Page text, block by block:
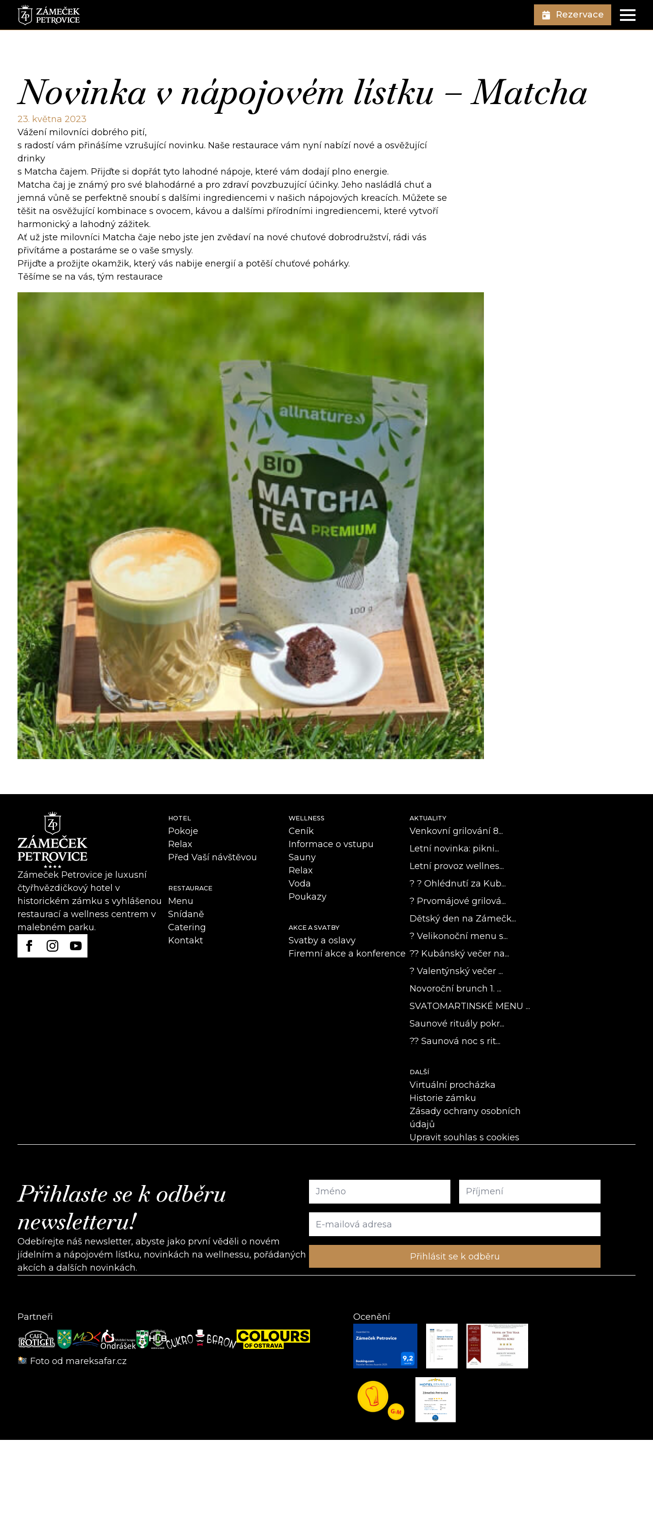
Rezervace
Novinka v nápojovém lístku – Matcha
23. května 2023
Vážení milovníci dobrého pití,
s radostí vám přinášíme vzrušující novinku. Naše restaurace vám nyní nabízí nové a osvěžující
drinky
s Matcha čajem. Přijďte si dopřát tyto lahodné nápoje, které vám dodají plno energie.
Matcha čaj je známý pro své blahodárné a pro zdraví povzbuzující účinky. Jeho nasládlá chuť a
jemná vůně se perfektně snoubí s dalšími ingrediencemi v našich nápojových kreacích. Můžete se
těšit na osvěžující kombinace s ovocem, kávou a dalšími přírodními ingrediencemi, které vytvoří
harmonický a lahodný zážitek.
Ať už jste milovníci Matcha čaje nebo jste jen zvědaví na nové chuťové dobrodružství, rádi vás
přivítáme a postaráme se o vaše smysly.
Přijďte a prožijte okamžik, který vás nabije energií a potěší chuťové pohárky.
Těšíme se na vás, tým restaurace
Zámeček Petrovice je luxusní
čtyřhvězdičkový hotel v
historickém zámku s vyhlášenou
restaurací a wellness centrem v
malebném parku.
HOTEL
Pokoje
Relax
Před Vaší návštěvou
RESTAURACE
Menu
Snídaně
Catering
Kontakt
WELLNESS
Ceník
Informace o vstupu
Sauny
Relax
Voda
Poukazy
AKCE A SVATBY
Svatby a oslavy
Firemní akce a konference
AKTUALITY
Venkovní grilování 8...
Letní novinka: pikni...
Letní provoz wellnes...
? ? Ohlédnutí za Kub...
? Prvomájové grilová...
Dětský den na Zámečk...
? Velikonoční menu s...
?? Kubánský večer na...
? Valentýnský večer ...
Novoroční brunch 1. ...
SVATOMARTINSKÉ MENU ...
Saunové rituály pokr...
?? Saunová noc s rit...
DALŠÍ
Virtuální procházka
Historie zámku
Zásady ochrany osobních
údajů
Upravit souhlas s cookies
Přihlaste se k odběru
newsletteru!
Odebírejte náš newsletter, abyste jako první věděli o novém
jídelním a nápojovém lístku, novinkách na wellnessu, pořádaných
akcích a dalších novinkách.
Partneři
Foto od mareksafar.cz
Ocenění